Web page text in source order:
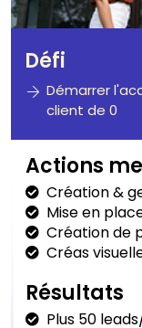
Défi
Démarrer
client de 0
Actions
Création &
Mise en
Création de
Créas
Résultats
Plus 50